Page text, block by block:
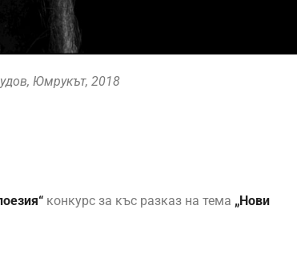
Юмрукът, 2018
конкурс за къс разказ на тема „Нови